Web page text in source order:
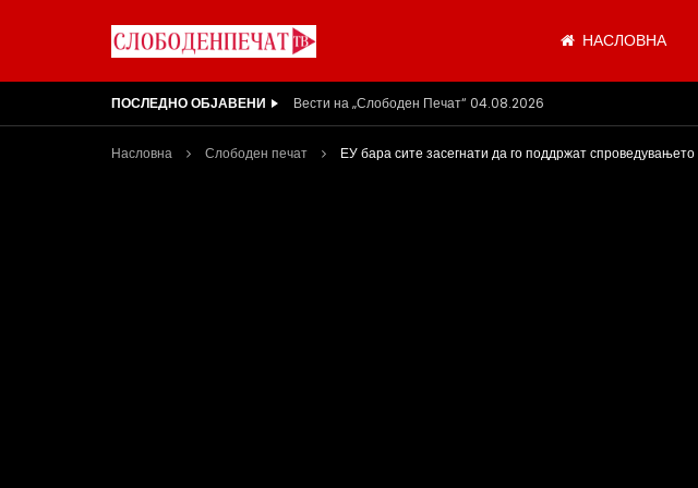
НАСЛОВНА
ПОСЛЕДНО ОБЈАВЕНИ ВИДЕОИНТЕРВЈУ | Ѓоргева: Не се откажувајте од доењето
Насловна Слободен печат ЕУ бара сите засегнати да го поддржат